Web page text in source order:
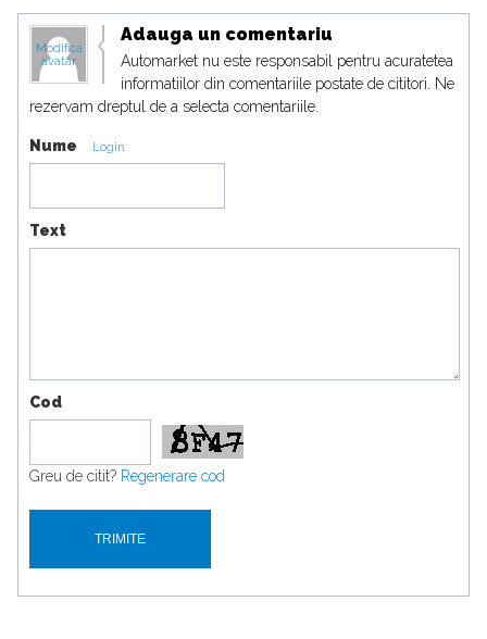
Modifica
avatar
Adauga un comentariu
Automarket nu este responsabil pentru acuratetea
informatiilor din comentariile postate de cititori. Ne
rezervam dreptul de a selecta comentariile.
Nume Login
Text
Cod
Greu de citit? Regenerare cod